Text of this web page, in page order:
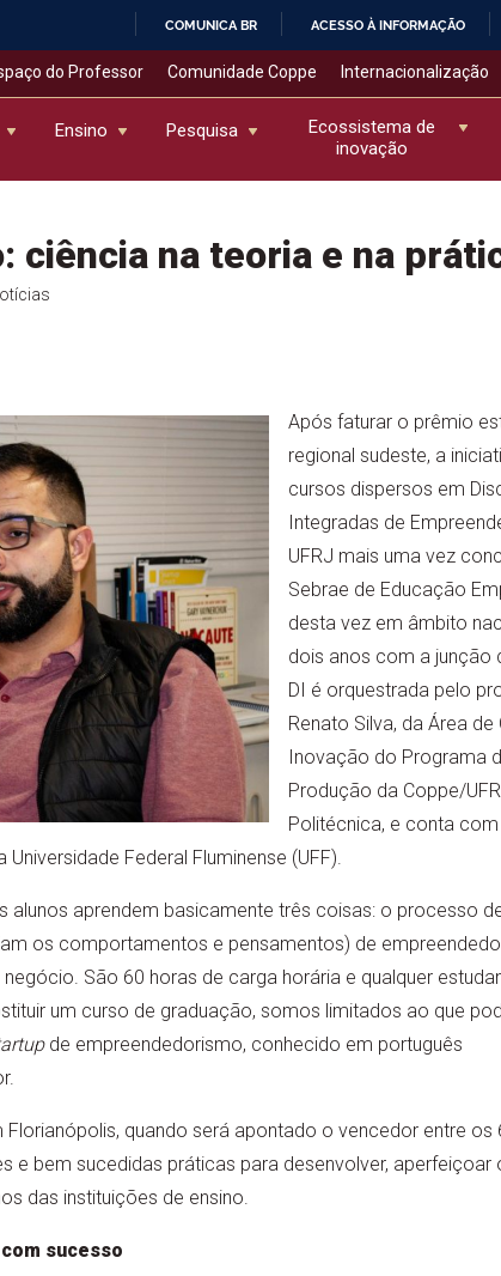
COMUNICA BR ACESSO À INFORMAÇÃO
do Professor Comunidade Coppe Internacionalização
Ensino Pesquisa
Ecossistema de
inovação
ciência na teoria e na
Após faturar o prêmio
regional sudeste, a
cursos dispersos em
Integradas de
UFRJ mais uma vez
Sebrae de Educação
desta vez em âmbito
dois anos com a junção
DI é orquestrada pelo
Renato Silva, da Área de
Inovação do Programa
Produção da Coppe/
Politécnica, e conta
Federal Fluminense (UFF).
alunos aprendem basicamente três coisas: o processo
os comportamentos e pensamentos) de
São 60 horas de carga horária e qualquer
um curso de graduação, somos limitados ao que
de empreendedorismo, conhecido em português
quando será apontado o vencedor entre os
e bem sucedidas práticas para desenvolver, aperfeiçoar
das instituições de ensino.
sucesso